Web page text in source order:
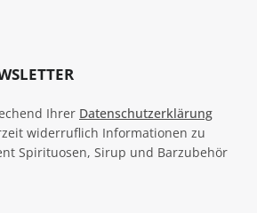
Ihrer Datenschutzerklärung
widerruflich Informationen zu
Spirituosen, Sirup und Barzubehör